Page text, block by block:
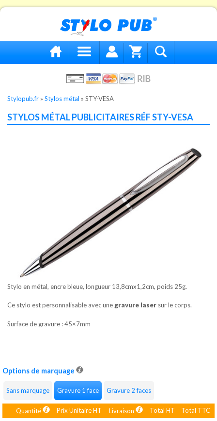
Stylopub.fr » Stylos métal » STY-VESA
STYLOS MÉTAL PUBLICITAIRES RÉF STY-VESA
Stylo en métal, encre bleue, longueur 13,8cmx1,2cm, poids 25g.
Ce stylo est personnalisable avec une gravure laser sur le corps.
Surface de gravure : 45×7mm
Options de marquage
Sans marquage Gravure 1 face Gravure 2 faces
Quantité Prix Unitaire HT Livraison Total HT
Total TTC